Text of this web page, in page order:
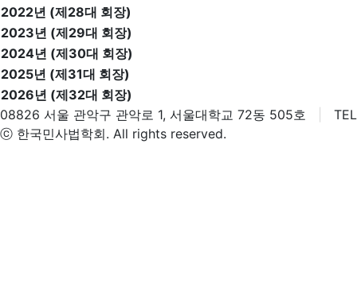
2022년 (제28대 회장)
2023년 (제29대 회장)
2024년 (제30대 회장)
2025년 (제31대 회장)
2026년 (제32대 회장)
08826 서울 관악구 관악로 1, 서울대학교 72동 505호
ⓒ 한국민사법학회. All rights reserved.